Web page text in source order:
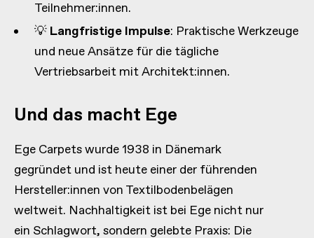
Teilnehmer:innen.
💡 Langfristige Impulse: Praktische Werkzeuge
und neue Ansätze für die tägliche
Vertriebsarbeit mit Architekt:innen.
Und das macht Ege
Ege Carpets wurde 1938 in Dänemark
gegründet und ist heute einer der führenden
Hersteller:innen von Textilbodenbelägen
weltweit. Nachhaltigkeit ist bei Ege nicht nur
ein Schlagwort, sondern gelebte Praxis: Die